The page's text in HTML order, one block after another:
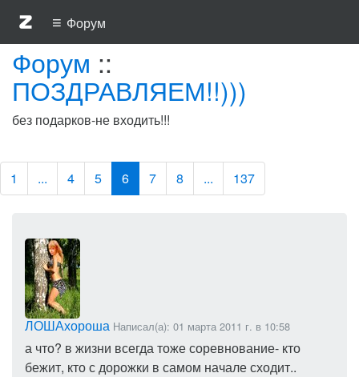
≡ Форум
Форум ::
ПОЗДРАВЛЯЕМ!!)))
без подарков-не входить!!!
1 ... 4 5 6 7 8 ... 137
ЛОШАхороша Написал(а): 01 марта 2011 г. в 10:58
а что? в жизни всегда тоже соревнование- кто
бежит, кто с дорожки в самом начале сходит..